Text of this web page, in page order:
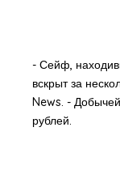
- Сейф,
вскрыт за
News. -
рублей.